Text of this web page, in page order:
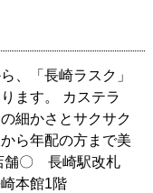
「長崎ラスク」
ます。 カステラ
細かさとサクサク
ら年配の方まで美
舗〇 長崎駅改札
本館1階